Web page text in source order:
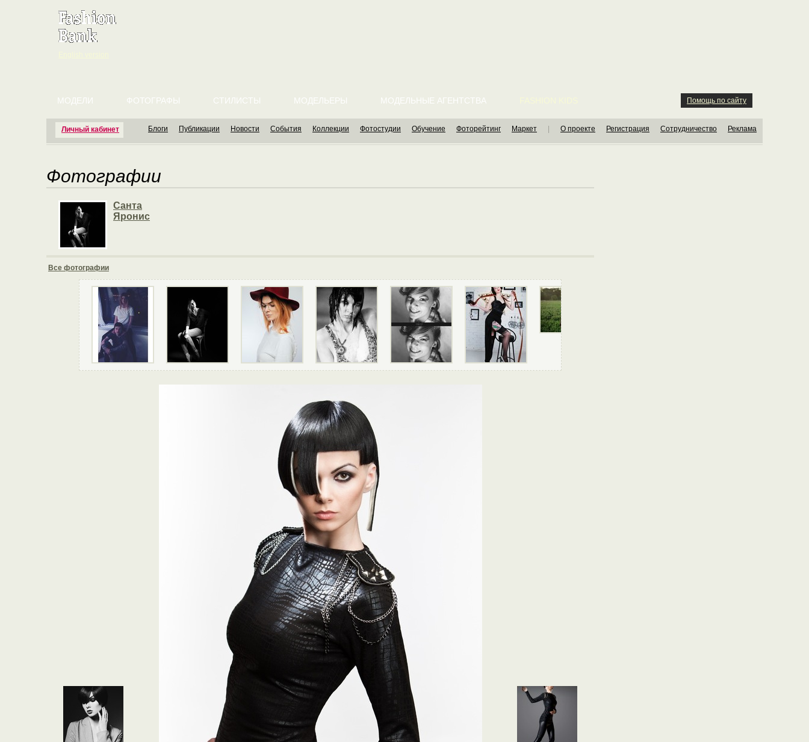
Личный кабинет
МОДЕЛИ ФОТОГРАФЫ СТИЛИСТЫ МОДЕЛЬЕРЫ МОДЕЛЬНЫЕ АГЕНТСТВА Помощь по сайту
Блоги Публикации Новости События Коллекции Фотостудии Обучение Фоторейтинг Маркет О проекте Регистрация Сотрудничество Реклама
Фотографии
Санта
Яронис
Все фотографии